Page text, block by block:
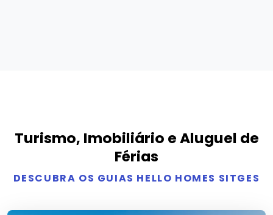
Turismo, Imobiliário e Aluguel de
Férias
DESCUBRA OS GUIAS HELLO HOMES SITGES